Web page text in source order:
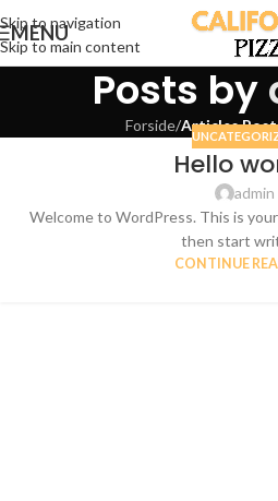
Skip to navigation
Skip to main content
MENU
Posts by
Forside/Articles
Hello
admin
Welcome to WordPress. This is
then start
CONTINUE